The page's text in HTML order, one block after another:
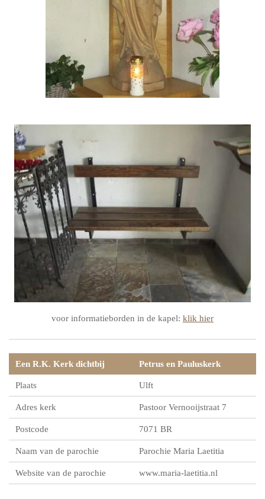
voor informatieborden in de kapel: klik hier
Een R.K. Kerk dichtbij Petrus en Pauluskerk
Plaats Ulft
Adres kerk Pastoor Vernooijstraat 7
Postcode 7071 BR
Naam van de parochie Parochie Maria Laetitia
Website van de parochie www.maria-laetitia.nl